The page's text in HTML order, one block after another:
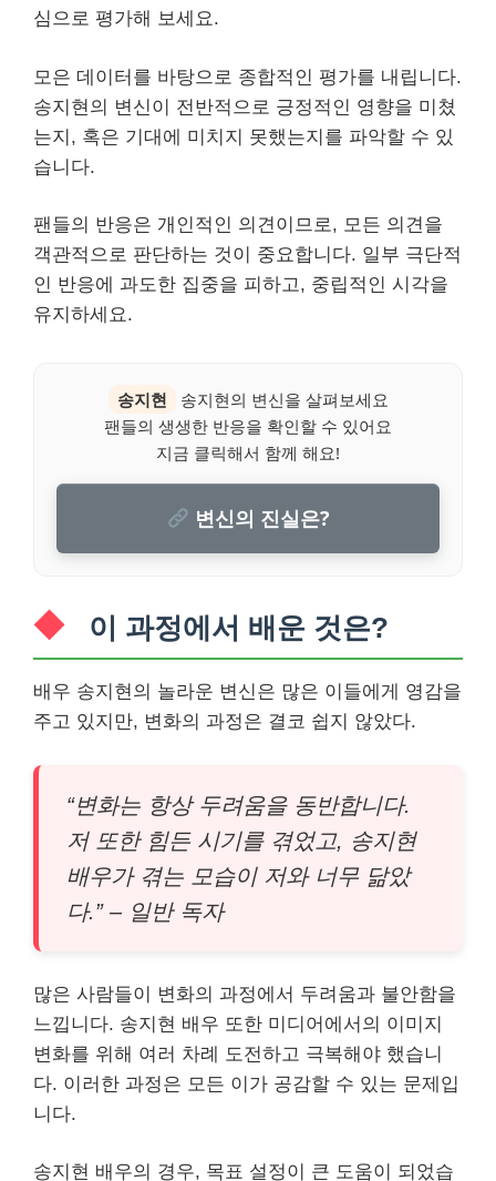
심으로 평가해 보세요.
모은 데이터를 바탕으로 종합적인 평가를 내립니다.
송지현의 변신이 전반적으로 긍정적인 영향을 미쳤
는지, 혹은 기대에 미치지 못했는지를 파악할 수 있
습니다.
팬들의 반응은 개인적인 의견이므로, 모든 의견을
객관적으로 판단하는 것이 중요합니다. 일부 극단적
인 반응에 과도한 집중을 피하고, 중립적인 시각을
유지하세요.
송지현
송지현의 변신을 살펴보세요
팬들의 생생한 반응을 확인할 수 있어요
지금 클릭해서 함께 해요!
변신의 진실은?
이 과정에서 배운 것은?
배우 송지현의 놀라운 변신은 많은 이들에게 영감을
주고 있지만, 변화의 과정은 결코 쉽지 않았다.
“변화는 항상 두려움을 동반합니다.
저 또한 힘든 시기를 겪었고, 송지현
배우가 겪는 모습이 저와 너무 닮았
다.” – 일반 독자
많은 사람들이 변화의 과정에서 두려움과 불안함을
느낍니다. 송지현 배우 또한 미디어에서의 이미지
변화를 위해 여러 차례 도전하고 극복해야 했습니
다. 이러한 과정은 모든 이가 공감할 수 있는 문제입
니다.
송지현 배우의 경우, 목표 설정이 큰 도움이 되었습